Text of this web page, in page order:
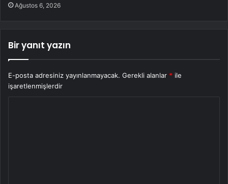
Ağustos 6, 2026
Bir yanıt yazın
E-posta adresiniz yayınlanmayacak. Gerekli alanlar * ile
işaretlenmişlerdir